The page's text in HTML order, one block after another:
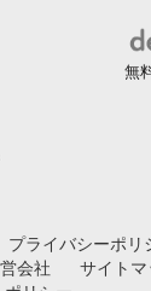
無
プライバシーポリ
会社 サイト